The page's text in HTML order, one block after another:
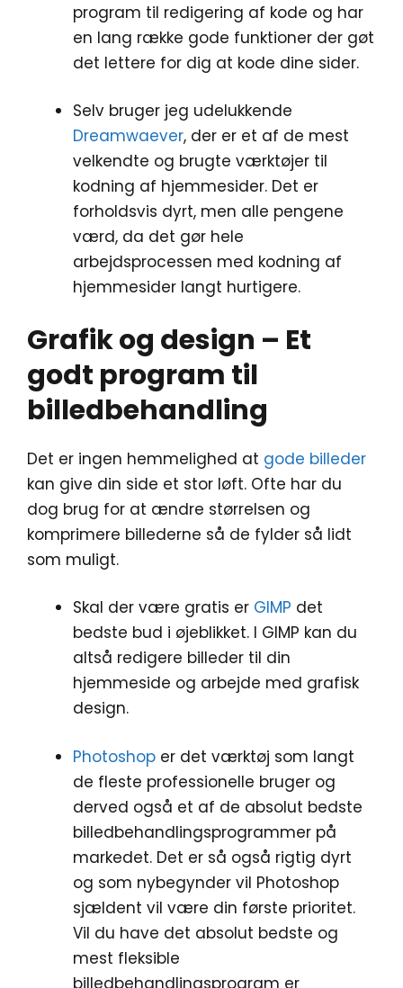
program til redigering af kode og har
en lang række gode funktioner der gøt
det lettere for dig at kode dine sider.
Selv bruger jeg udelukkende
Dreamwaever, der er et af de mest
velkendte og brugte værktøjer til
kodning af hjemmesider. Det er
forholdsvis dyrt, men alle pengene
værd, da det gør hele
arbejdsprocessen med kodning af
hjemmesider langt hurtigere.
Grafik og design – Et
godt program til
billedbehandling
Det er ingen hemmelighed at gode billeder
kan give din side et stor løft. Ofte har du
dog brug for at ændre størrelsen og
komprimere billederne så de fylder så lidt
som muligt.
Skal der være gratis er GIMP det
bedste bud i øjeblikket. I GIMP kan du
altså redigere billeder til din
hjemmeside og arbejde med grafisk
design.
Photoshop er det værktøj som langt
de fleste professionelle bruger og
derved også et af de absolut bedste
billedbehandlingsprogrammer på
markedet. Det er så også rigtig dyrt
og som nybegynder vil Photoshop
sjældent vil være din første prioritet.
Vil du have det absolut bedste og
mest fleksible
billedbehandlingsprogram er